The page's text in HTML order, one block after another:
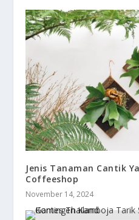
Jenis Tanaman Cantik
Coffeeshop
November 14, 2024